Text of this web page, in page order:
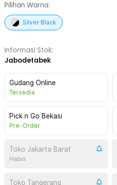
Pilihan Warna:
Silver Black
Informasi Stok:
Jabodetabek
Gudang Online
Tersedia
Pick n Go Bekasi
Pre-Order
Toko Jakarta Barat
Habis
Toko Tangerang